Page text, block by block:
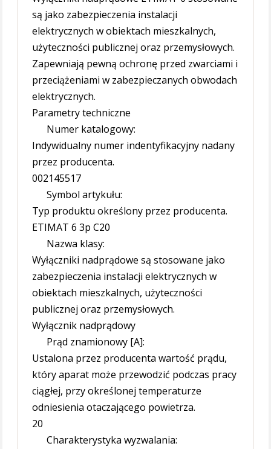
są jako zabezpieczenia instalacji
elektrycznych w obiektach mieszkalnych,
użyteczności publicznej oraz przemysłowych.
Zapewniają pewną ochronę przed zwarciami i
przeciążeniami w zabezpieczanych obwodach
elektrycznych.
Parametry techniczne
Numer katalogowy:
Indywidualny numer indentyfikacyjny nadany
przez producenta.
002145517
Symbol artykułu:
Typ produktu określony przez producenta.
ETIMAT 6 3p C20
Nazwa klasy:
Wyłączniki nadprądowe są stosowane jako
zabezpieczenia instalacji elektrycznych w
obiektach mieszkalnych, użyteczności
publicznej oraz przemysłowych.
Wyłącznik nadprądowy
Prąd znamionowy [A]:
Ustalona przez producenta wartość prądu,
który aparat może przewodzić podczas pracy
ciągłej, przy określonej temperaturze
odniesienia otaczającego powietrza.
20
Charakterystyka wyzwalania: